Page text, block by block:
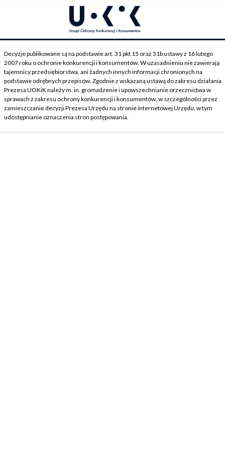
Decyzje publikowane są na podstawie art. 31 pkt 15 oraz 31b ustawy z 16 lutego
2007 roku o ochronie konkurencji i konsumentów. W uzasadnieniu nie zawierają
tajemnicy przedsiębiorstwa, ani żadnych innych informacji chronionych na
podstawie odrębnych przepisów. Zgodnie z wskazaną ustawą do zakresu działania
Prezesa UOKiK należy m. in. gromadzenie i upowszechnianie orzecznictwa w
sprawach z zakresu ochrony konkurencji i konsumentów, w szczególności przez
zamieszczanie decyzji Prezesa Urzędu na stronie internetowej Urzędu, w tym
udostępnianie oznaczenia stron postępowania.